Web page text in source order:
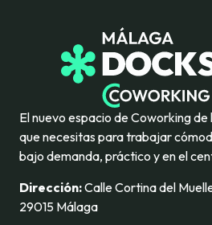
El nuevo espacio de Coworking
que necesitas para trabajar
bajo demanda, práctico y en el
Dirección:Calle Cortina del
29015 Málaga